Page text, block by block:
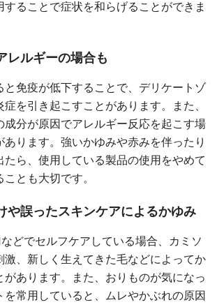
することで症状を和らげることができま
レルギーの場合も
と免疫が低下することで、デリケートゾ
を引き起こすことがあります。また、
成分が原因でアレルギー反応を起こす場
あります。強いかゆみや赤みを伴ったり
たら、使用している製品の使用をやめて
とも大切です。
や誤ったスキンケアによるかゆみ
どでセルフケアしている場合、カミソ
激、新しく生えてきた毛などによってか
があります。また、おりものが気になっ
を常用していると、ムレやかぶれの原因